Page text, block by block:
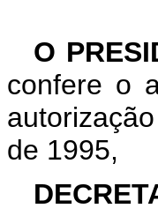
O
confere o
de 1995,